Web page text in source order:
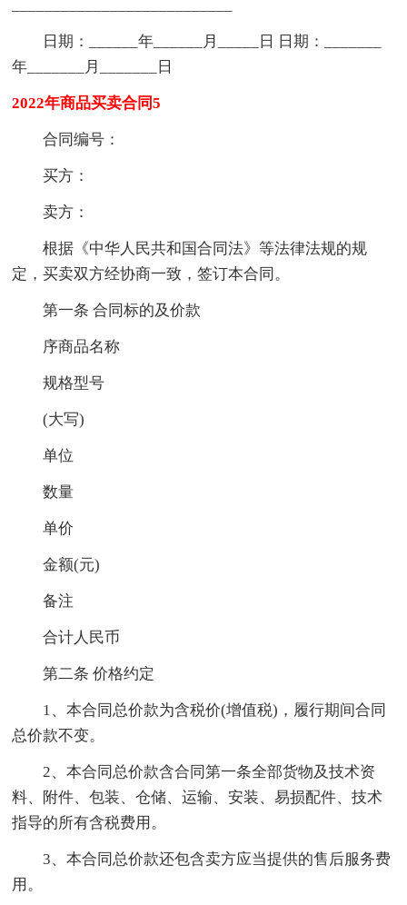
日期：______年______月_____日 日期：_______
年_______月_______日
2022年商品买卖合同5
合同编号：
买方：
卖方：
根据《中华人民共和国合同法》等法律法规的规
定，买卖双方经协商一致，签订本合同。
第一条 合同标的及价款
序商品名称
规格型号
(大写)
单位
数量
单价
金额(元)
备注
合计人民币
第二条 价格约定
1、本合同总价款为含税价(增值税)，履行期间合同
总价款不变。
2、本合同总价款含合同第一条全部货物及技术资
料、附件、包装、仓储、运输、安装、易损配件、技术
指导的所有含税费用。
3、本合同总价款还包含卖方应当提供的售后服务费
用。